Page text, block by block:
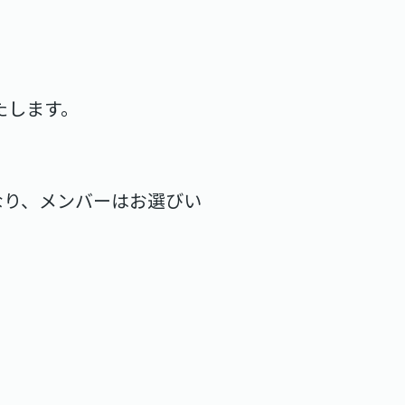
ます。
、メンバーはお選びい